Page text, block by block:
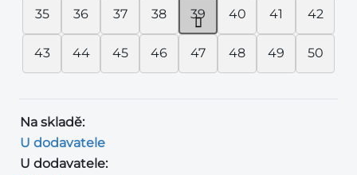
35 36 37 38 39 40 41 42
43 44 45 46 47 48 49 50
Na skladě:
U dodavatele
U dodavatele: